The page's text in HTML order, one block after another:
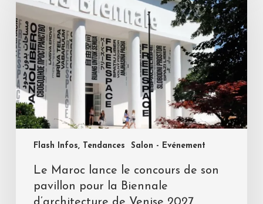
Flash Infos, Tendances Salon - Evénement
Le Maroc lance le concours de son
pavillon pour la Biennale